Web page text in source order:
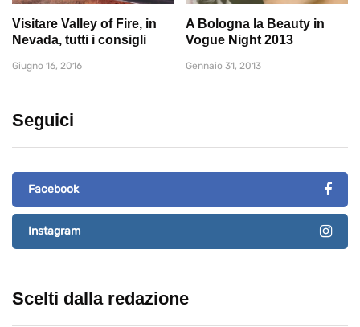
Visitare Valley of Fire, in
Nevada, tutti i consigli
Giugno 16, 2016
A Bologna la Beauty in
Vogue Night 2013
Gennaio 31, 2013
Seguici
Facebook
Instagram
Scelti dalla redazione